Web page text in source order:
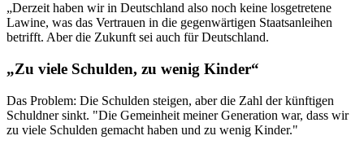
„Derzeit haben wir in Deutschland also noch keine losgetretene
Lawine, was das Vertrauen in die gegenwärtigen Staatsanleihen
betrifft. Aber die Zukunft sei auch für Deutschland.
„Zu viele Schulden, zu wenig Kinder“
Das Problem: Die Schulden steigen, aber die Zahl der künftigen
Schuldner sinkt. "Die Gemeinheit meiner Generation war, dass wir
zu viele Schulden gemacht haben und zu wenig Kinder."